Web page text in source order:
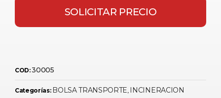
SOLICITAR PRECIO
COD:30005
Categorías: BOLSA TRANSPORTE, INCINERACION